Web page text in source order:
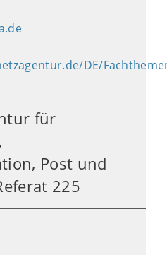
DE/
für
Post und
225